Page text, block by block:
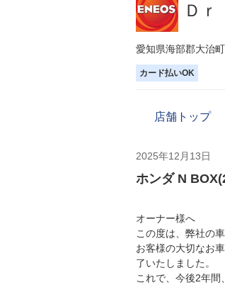
Ｄ
愛知県海部郡大治
カード払いOK
店舗トップ
2025年12月13日
ホンダ N
オーナー様へ
この度は、弊社の
お客様の大切なお
了いたしました。
これで、今後2年間